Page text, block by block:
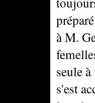
à M.
seule
s'est